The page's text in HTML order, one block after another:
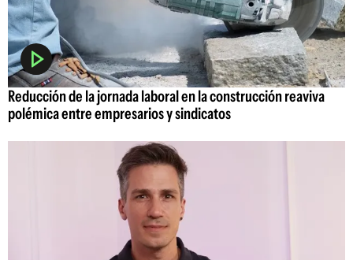
Reducción de la jornada laboral en la construcción reaviva
polémica entre empresarios y sindicatos